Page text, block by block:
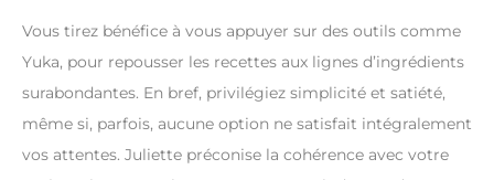
Vous tirez bénéfice à vous appuyer sur des outils comme
Yuka, pour repousser les recettes aux lignes d’ingrédients
surabondantes. En bref, privilégiez simplicité et satiété,
même si, parfois, aucune option ne satisfait intégralement
vos attentes. Juliette préconise la cohérence avec votre